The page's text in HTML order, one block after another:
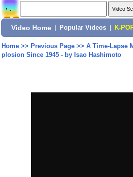
Video Home Popular Videos K-
Home>> Previous Page>> A Time-Lapse
plosion Since 1945 - by Isao Hashimoto